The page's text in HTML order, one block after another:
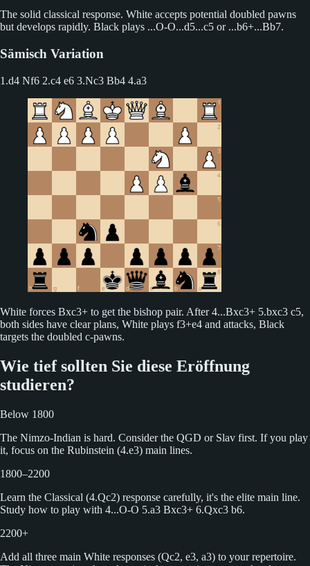
The solid classical response. White accepts potential doubled pawns
but develops rapidly. Black plays ...O-O...d5...c5 or ...b6+...Bb7.
Sämisch Variation
1.d4 Nf6 2.c4 e6 3.Nc3 Bb4 4.a3
White forces Bxc3+ to get the bishop pair. After 4...Bxc3+ 5.bxc3 c5,
both sides have clear plans, White plays f3+e4 and attacks, Black
targets the doubled c-pawns.
Wie tief sollten Sie diese Eröffnung
studieren?
Below 1800
The Nimzo-Indian is hard. Consider the QGD or Slav first. If you play
it, focus on the Rubinstein (4.e3) main lines.
1800–2200
Learn the Classical (4.Qc2) response carefully, it's the elite main line.
Study how to play with 4...O-O 5.a3 Bxc3+ 6.Qxc3 b6.
2200+
Add all three main White responses (Qc2, e3, a3) to your repertoire.